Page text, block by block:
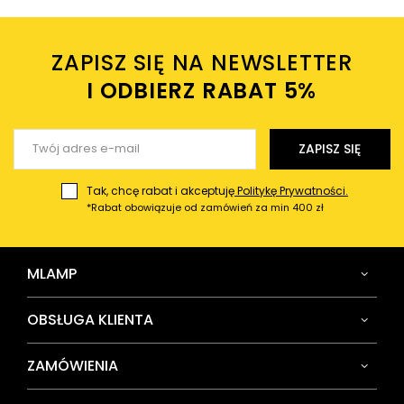
Twoje imię
Twój email
ZAPISZ SIĘ NA NEWSLETTER
I ODBIERZ RABAT 5%ㅤ
ZAPISZ SIĘ
Tak, chcę rabat i akceptujęPolitykę Prywatności.
*Rabat obowiązuje od zamówień za min 400 zł
MLAMP
OBSŁUGA KLIENTA
ZAMÓWIENIA